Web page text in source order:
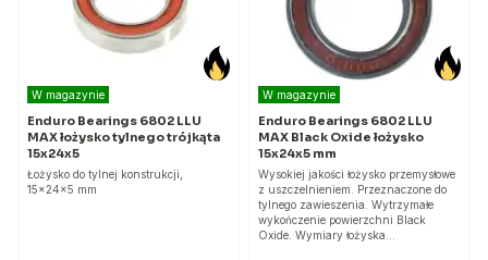
W magazynie
Enduro Bearings 6802 LLU
MAX łożysko tylnego trójkąta
15x24x5
Łożysko do tylnej konstrukcji,
15x24x5 mm
W magazynie
Enduro Bearings 6802 LLU
MAX Black Oxide łożysko
15x24x5 mm
Wysokiej jakości łożysko przemysłowe
z uszczelnieniem. Przeznaczone do
tylnego zawieszenia. Wytrzymałe
wykończenie powierzchni Black
Oxide. Wymiary łożyska…